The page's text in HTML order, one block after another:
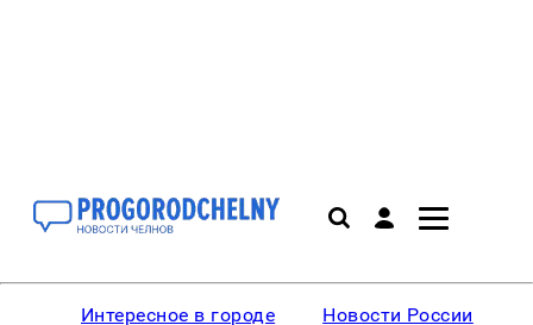
Интересное в городе Новости России